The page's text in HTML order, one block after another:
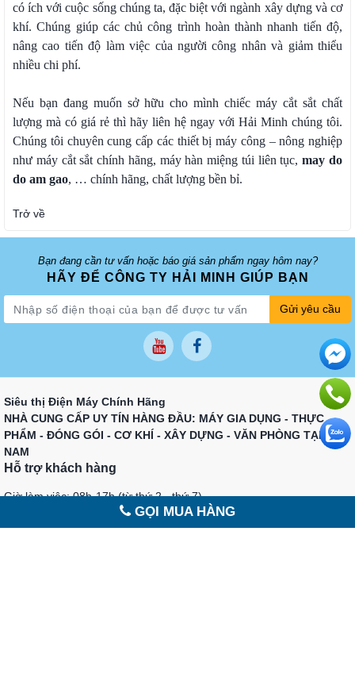
có ích với cuộc sống chúng ta, đặc biệt với ngành xây dựng và cơ
khí. Chúng giúp các chủ công trình hoàn thành nhanh tiến độ,
nâng cao tiến độ làm việc của người công nhân và giảm thiểu
nhiều chi phí.
Nếu bạn đang muốn sở hữu cho mình chiếc máy cắt sắt chất
lượng mà có giá rẻ thì hãy liên hệ ngay với Hải Minh chúng tôi.
Chúng tôi chuyên cung cấp các thiết bị máy công – nông nghiệp
như máy cắt sắt chính hãng, máy hàn miệng túi liên tục,may do
do am gao, … chính hãng, chất lượng bền bỉ.
Trở về
Bạn đang cần tư vấn hoặc báo giá sản phẩm ngay hôm nay?
HÃY ĐỂ CÔNG TY HẢI MINH GIÚP BẠN
Gửi yêu cầu
Siêu thị Điện Máy Chính Hãng
NHÀ CUNG CẤP UY TÍN HÀNG ĐẦU: MÁY GIA DỤNG - THỰC
PHẨM - ĐÓNG GÓI - CƠ KHÍ - XÂY DỰNG - VĂN PHÒNG TẠI VIỆT
NAM
Hỗ trợ khách hàng
Giờ làm việc: 08h-17h (từ thứ 2 - thứ 7)
Email: Sieuthihaiminh@gmail.com
Mua hàng - Góp ý - Bảo hành Gọi:0779 143 139
GỌI MUA HÀNG